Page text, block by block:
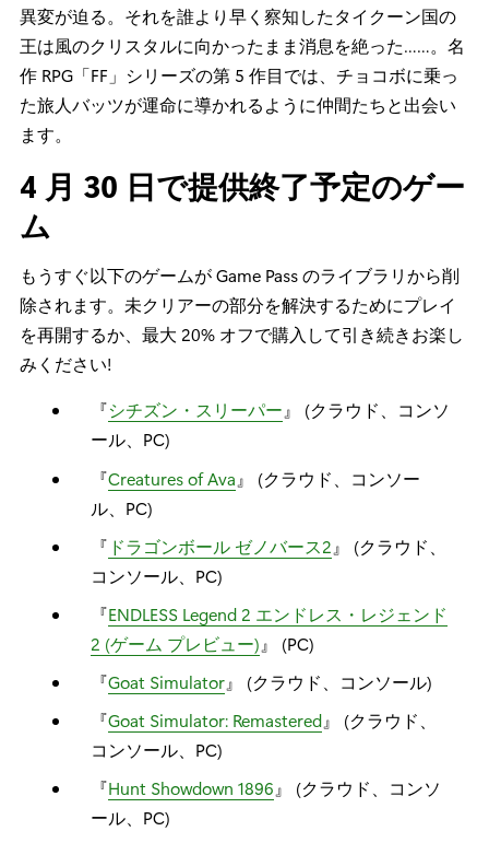
異変が迫る。それを誰より早く察知したタイクーン国の
王は風のクリスタルに向かったまま消息を絶った……。名
作 RPG「FF」シリーズの第 5 作目では、チョコボに乗っ
た旅人バッツが運命に導かれるように仲間たちと出会い
ます。
4 月 30 日で提供終了予定のゲー
ム
もうすぐ以下のゲームが Game Pass のライブラリから削
除されます。未クリアーの部分を解決するためにプレイ
を再開するか、最大 20% オフで購入して引き続きお楽し
みください!
『シチズン・スリーパー』 (クラウド、コンソ
ール、PC)
『Creatures of Ava 』 (クラウド、コンソー
ル、PC)
『 ドラゴンボール ゼノバース2 』 (クラウド、
コンソール、PC)
『ENDLESS Legend 2 エンドレス・レジェンド
2 (ゲーム プレビュー) 』 (PC)
『Goat Simulator』 (クラウド、コンソール)
『Goat Simulator: Remastered』 (クラウド、
コンソール、PC)
『Hunt Showdown 1896 』 (クラウド、コンソ
ール、PC)